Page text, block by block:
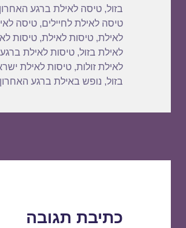
בזול,טיסה לאילת ברגע האחרון
טיסה לאילת לחיילים,טיסה
לאילת,טיסות לאילת,טיסות
לאילת בזול,טיסות לאילת
לאילת זולות,טיסות לאילת
בזול, נופש באילת ברגע האחרון
כתיבת תגובה